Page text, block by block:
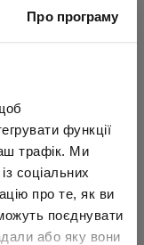
Про програму
функції
трафік. Ми
соціальних
про те, як ви
поєднувати
або яку вони